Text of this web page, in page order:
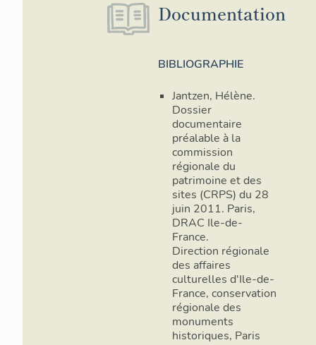
Documentation
BIBLIOGRAPHIE
Jantzen, Hélène.
Dossier
documentaire
préalable à la
commission
régionale du
patrimoine et des
sites (CRPS) du 28
juin 2011. Paris,
DRAC Ile-de-
France.
Direction régionale
des affaires
culturelles d'Ile-de-
France, conservation
régionale des
monuments
historiques, Paris